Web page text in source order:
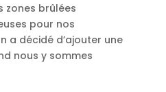
zones brûlées
pour nos
a décidé d’ajouter une
nous y sommes